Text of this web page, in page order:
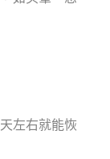
左右就能恢